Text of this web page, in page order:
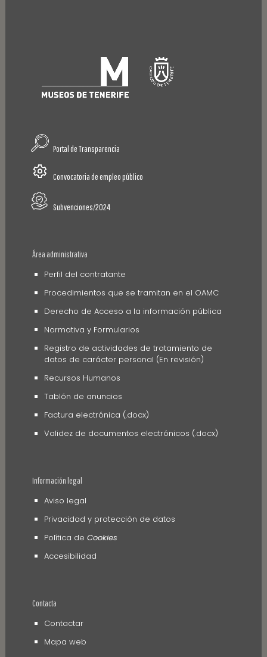
Portal de Transparencia
Convocatoria de empleo público
Subvenciones/2024
Área administrativa
Perfil del contratante
Procedimientos que se tramitan en el OAMC
Derecho de Acceso a la información pública
Normativa y Formularios
Registro de actividades de tratamiento de
datos de carácter personal (En revisión)
Recursos Humanos
Tablón de anuncios
Factura electrónica (.docx)
Validez de documentos electrónicos (.docx)
Información legal
Aviso legal
Privacidad y protección de datos
Política de Cookies
Accesibilidad
Contacta
Contactar
Mapa web